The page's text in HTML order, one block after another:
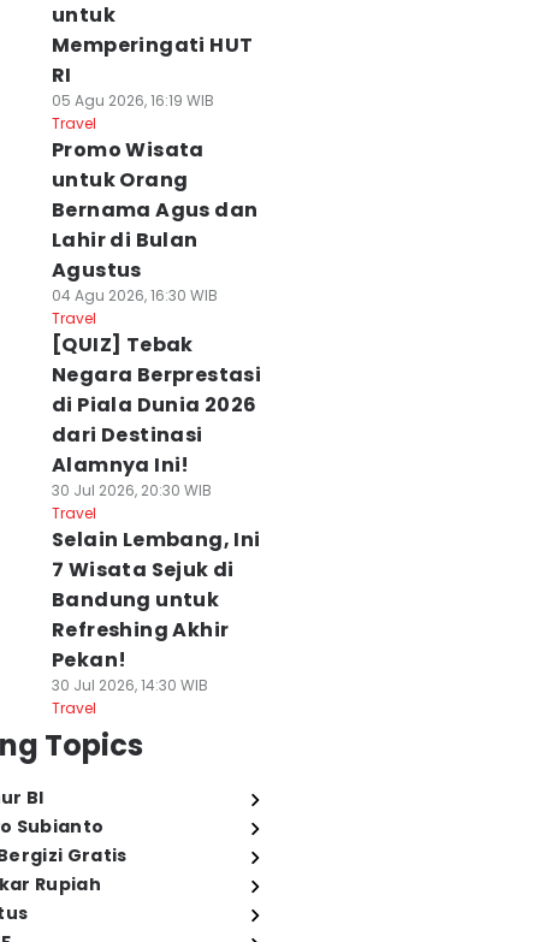
untuk
Memperingati HUT
RI
05 Agu 2026, 16:19 WIB
Travel
Promo Wisata
untuk Orang
Bernama Agus dan
Lahir di Bulan
Agustus
04 Agu 2026, 16:30 WIB
Travel
[QUIZ] Tebak
Negara Berprestasi
di Piala Dunia 2026
dari Destinasi
Alamnya Ini!
30 Jul 2026, 20:30 WIB
Travel
Selain Lembang, Ini
7 Wisata Sejuk di
Bandung untuk
Refreshing Akhir
Pekan!
30 Jul 2026, 14:30 WIB
Travel
Topics
BI
Subianto
Gratis
Rupiah